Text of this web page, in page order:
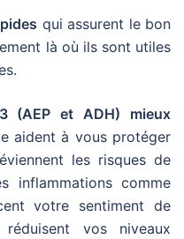
qui assurent le bon
là où ils sont utiles
(AEP et ADH) mieux
aident à vous protéger
les risques de
inflammations comme
votre sentiment de
vos niveaux